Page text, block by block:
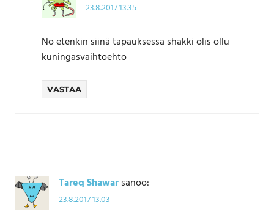
23.8.2017 13.35
No etenkin siinä tapauksessa shakki olis ollu
kuningasvaihtoehto
VASTAA
Tareq Shawarsanoo:
23.8.2017 13.03